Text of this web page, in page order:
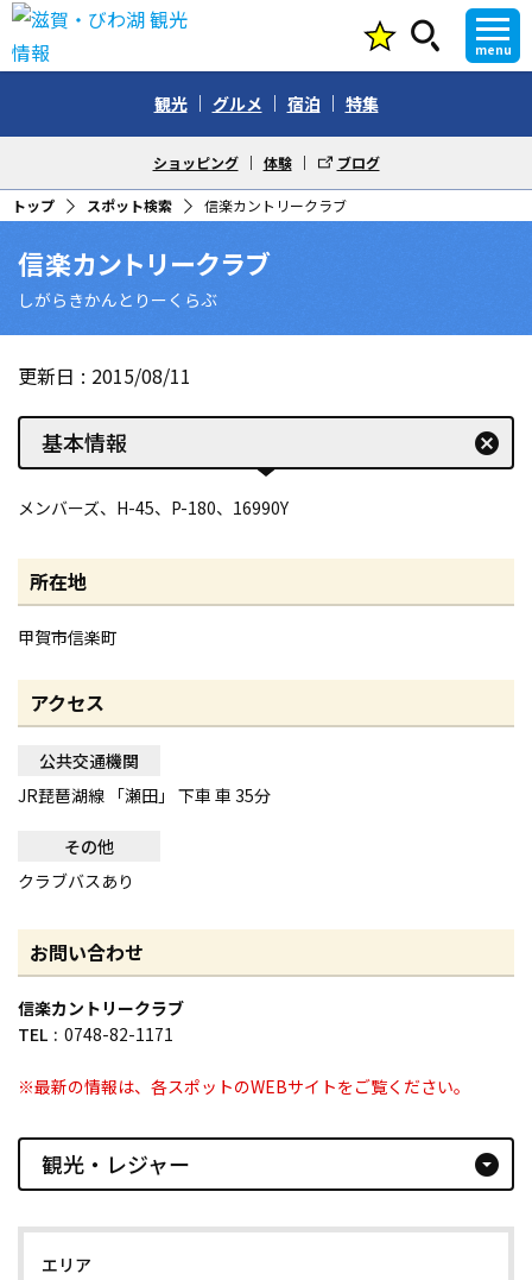
menu
観光 グルメ 宿泊 特集
ショッピング 体験 ブログ
トップ スポット検索 信楽カントリークラブ
信楽カントリークラブ
しがらきかんとりーくらぶ
更新日 2015/08/11
基本情報 cancel
メンバーズ、H-45、P-180、16990Y
所在地
甲賀市信楽町
アクセス
公共交通機関
JR琵琶湖線 「瀬田」 下車 車 35分
その他
クラブバスあり
お問い合わせ
信楽カントリークラブ
TEL
0748-82-1171
※最新の情報は、各スポットのWEBサイトをご覧ください。
観光・レジャー arrow_drop_down_circle
エリア